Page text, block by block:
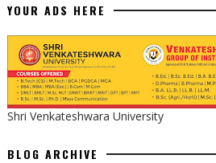
YOUR ADS HERE
Shri Venkateshwara University
BLOG ARCHIVE